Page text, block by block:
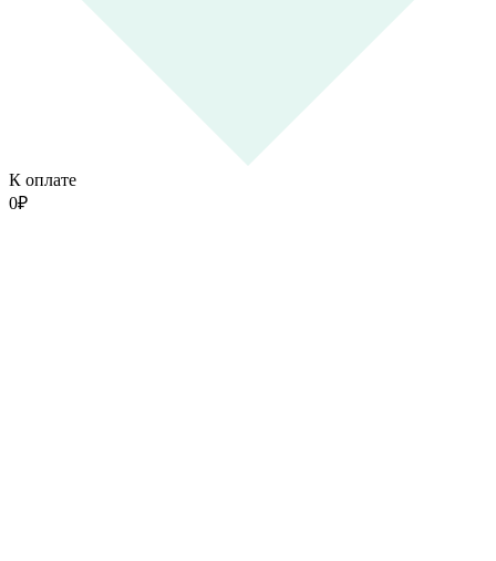
К оплате
0₽